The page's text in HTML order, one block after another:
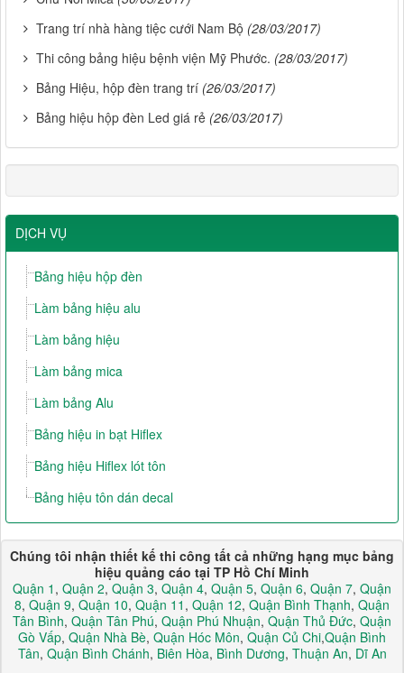
Trang trí nhà hàng tiệc cưới Nam Bộ (28/03/2017)
Thi công bảng hiệu bệnh viện Mỹ Phước. (28/03/2017)
Bảng Hiệu, hộp đèn trang trí (26/03/2017)
Bảng hiệu hộp đèn Led giá rẻ (26/03/2017)
DỊCH VỤ
Bảng hiệu hộp đèn
Làm bảng hiệu alu
Làm bảng hiệu
Làm bảng mica
Làm bảng Alu
Bảng hiệu in bạt Hiflex
Bảng hiệu Hiflex lót tôn
Bảng hiệu tôn dán decal
Chúng tôi nhận thiết kế thi công tất cả những hạng mục bảng
hiệu quảng cáo tại TP Hồ Chí Minh
Quận 1 , Quận 2, Quận 3, Quận 4, Quận 5, Quận 6, Quận 7, Quận
8, Quận 9, Quận 10, Quận 11 , Quận 12, Quận Bình Thạnh, Quận
Tân Bình, Quận Tân Phú, Quận Phú Nhuận, Quận Thủ Đức, Quận
Gò Vấp, Quận Nhà Bè, Quận Hóc Môn, Quận Củ Chi,Quận Bình
Tân, Quận Bình Chánh, Biên Hòa, Bình Dương, Thuận An, Dĩ An